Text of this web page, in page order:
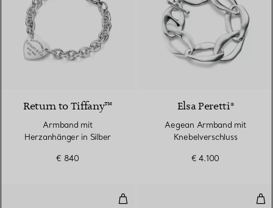
Return to Tiffany™
Armband mit
Herzanhänger in Silber
€ 840
Elsa Peretti®
Aegean Armband mit
Knebelverschluss
€ 4.100
Aegean Armband mit